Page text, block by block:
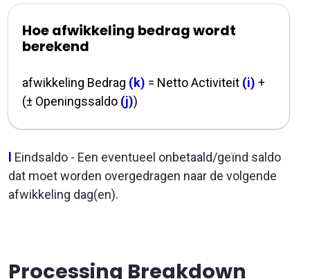
Hoe afwikkeling bedrag wordt
berekend
afwikkeling Bedrag (k) = Netto Activiteit (i) +
(± Openingssaldo (j))
l Eindsaldo - Een eventueel onbetaald/geïnd saldo
dat moet worden overgedragen naar de volgende
afwikkeling dag(en).
Processing Breakdown